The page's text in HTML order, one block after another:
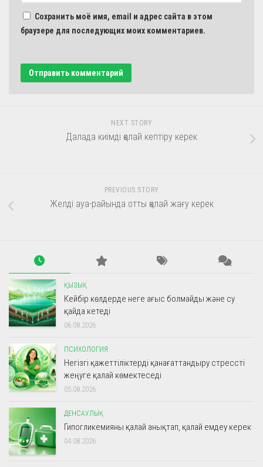
Сохранить моё имя, email и адрес сайта в этом
браузере для последующих моих комментариев.
NEXT STORY
Далада киімді қалай кептіру керек
PREVIOUS STORY
Желді ауа-райында отты қалай жағу керек
ҚЫЗЫҚ
Кейбір көлдерде неге ағыс болмайды және су
қайда кетеді
06.08.2026
ПСИХОЛОГИЯ
Негізгі қажеттіліктерді қанағаттандыру стрессті
жеңуге қалай көмектеседі
05.08.2026
ДЕНСАУЛЫҚ
Гипогликемияны қалай анықтап, қалай емдеу керек
04.08.2026